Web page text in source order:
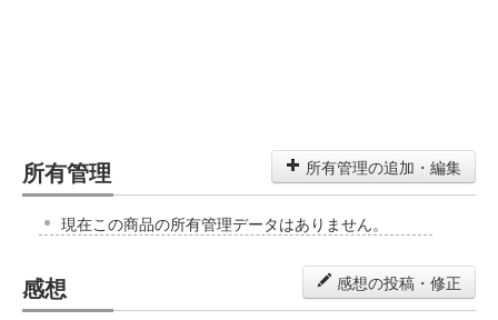
所有管理 所有管理の追加・編集
現在この商品の所有管理データはありません。
感想 感想の投稿・修正